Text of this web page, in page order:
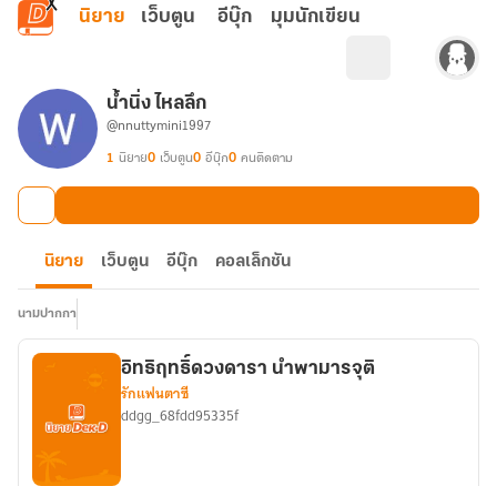
ข้ามไปยังเนื้อหาหลัก
นิยาย เว็บตูน อีบุ๊ก มุมนักเขียน
น้ำนิ่ง ไหลลึก
@nnuttymini1997
1 นิยาย0 เว็บตูน0 อีบุ๊ก0 คนติดตาม
นิยาย เว็บตูน อีบุ๊ก คอลเล็กชัน
นามปากกา
อิทธิฤทธิ์ดวงดารา นำพามารจุติ
รักแฟนตาซี
ddgg_68fdd95335f